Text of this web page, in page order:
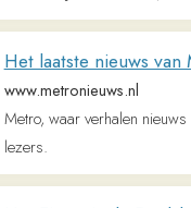
| Nieuws en
laatste nieuws met duiding
Nieuws & Entertainment
het nieuws terwijl het